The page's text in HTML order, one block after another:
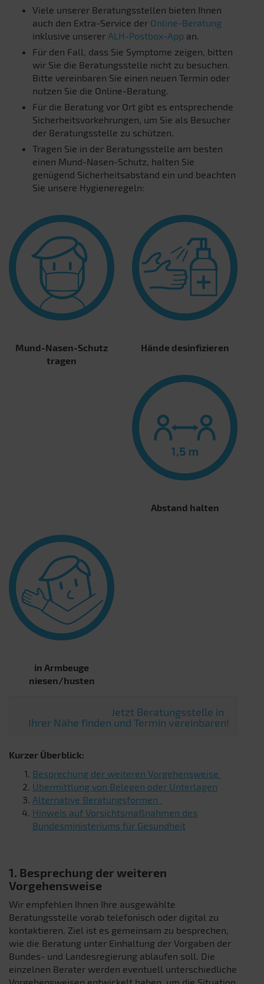
Viele unserer Beratungsstellen bieten Ihnen
auch den Extra-Service der Online-Beratung
inklusive unserer ALH-Postbox-App an.
Für den Fall, dass Sie Symptome zeigen, bitten
wir Sie die Beratungsstelle nicht zu besuchen.
Bitte vereinbaren Sie einen neuen Termin oder
nutzen Sie die Online-Beratung.
Für die Beratung vor Ort gibt es entsprechende
Sicherheitsvorkehrungen, um Sie als Besucher
der Beratungsstelle zu schützen.
Tragen Sie in der Beratungsstelle am besten
einen Mund-Nasen-Schutz, halten Sie
genügend Sicherheitsabstand ein und beachten
Sie unsere Hygieneregeln:
Mund-Nasen-Schutz
tragen
Hände desinfizieren
Abstand halten
in Armbeuge
niesen/husten
Jetzt Beratungsstelle in
Ihrer Nähe finden und Termin vereinbaren!
Kurzer Überblick:
Besprechung der weiteren Vorgehensweise
Übermittlung von Belegen oder Unterlagen
Alternative Beratungsformen
Hinweis auf Vorsichtsmaßnahmen des
Bundesministeriums für Gesundheit
1. Besprechung der weiteren
Vorgehensweise
Wir empfehlen Ihnen Ihre ausgewählte
Beratungsstelle vorab telefonisch oder digital zu
kontaktieren. Ziel ist es gemeinsam zu besprechen,
wie die Beratung unter Einhaltung der Vorgaben der
Bundes- und Landesregierung ablaufen soll. Die
einzelnen Berater werden eventuell unterschiedliche
Vorgehensweisen entwickelt haben, um die Situation